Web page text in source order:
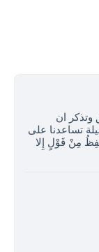
وتذكر ان
تساعدنا على
مِنْ قَوْلٍ إِلا